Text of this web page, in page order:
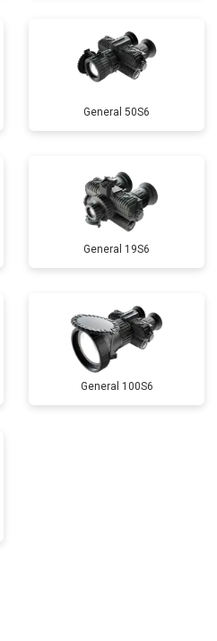
General 50S6
General 19S6
General 100S6